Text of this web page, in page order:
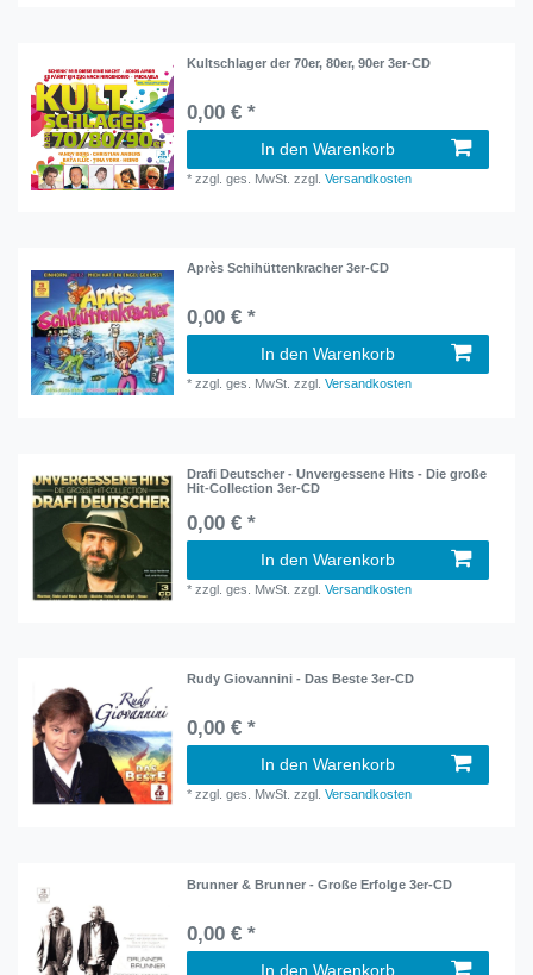
Kultschlager der 70er, 80er, 90er 3er-CD
0,00 € *
In den Warenkorb
*zzgl. ges. MwSt. zzgl.Versandkosten
Après Schihüttenkracher 3er-CD
0,00 € *
In den Warenkorb
*zzgl. ges. MwSt. zzgl.Versandkosten
Drafi Deutscher - Unvergessene Hits - Die große
Hit-Collection 3er-CD
0,00 € *
In den Warenkorb
*zzgl. ges. MwSt. zzgl.Versandkosten
Rudy Giovannini - Das Beste 3er-CD
0,00 € *
In den Warenkorb
*zzgl. ges. MwSt. zzgl.Versandkosten
Brunner & Brunner - Große Erfolge 3er-CD
0,00 € *
In den Warenkorb